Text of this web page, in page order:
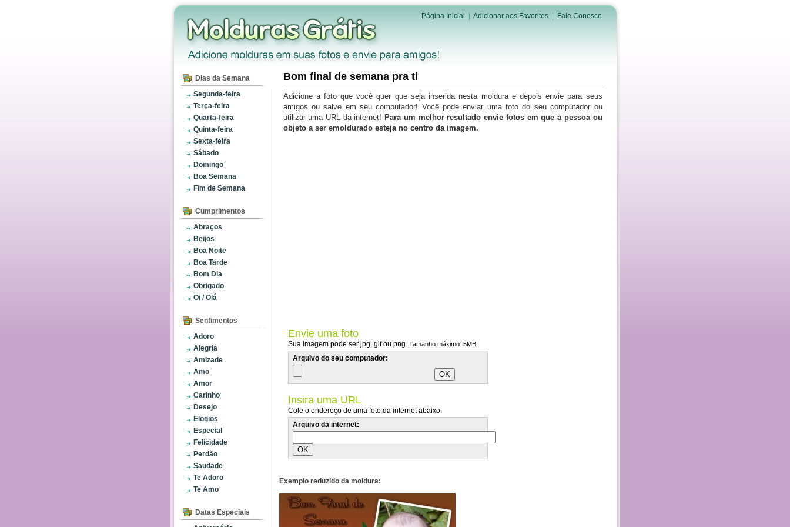
Página Inicial Adicionar aos Favoritos| Fale Conosco
Dias da Semana
Segunda-feira
Terça-feira
Quarta-feira
Quinta-feira
Sexta-feira
Sábado
Domingo
Boa Semana
Fim de Semana
Cumprimentos
Abraços
Beijos
Boa Noite
Boa Tarde
Bom Dia
Obrigado
Oi / Olá
Sentimentos
Adoro
Alegria
Amizade
Amo
Amor
Carinho
Desejo
Elogios
Especial
Felicidade
Perdão
Saudade
Te Adoro
Te Amo
Datas Especiais
Bom final de semana pra ti
Adicione a foto que você quer que seja inserida nesta moldura e depois envie para seus
amigos ou salve em seu computador! Você pode enviar uma foto do seu computador ou
utilizar uma URL da internet! Para um melhor resultado envie fotos em que a pessoa ou
objeto a ser emoldurado esteja no centro da imagem.
Envie uma foto
Sua imagem pode ser jpg, gif ou png. Tamanho máximo: 5MB
Arquivo do seu computador:
Insira uma URL
Cole o endereço de uma foto da internet abaixo.
Arquivo da internet:
Exemplo reduzido da moldura: